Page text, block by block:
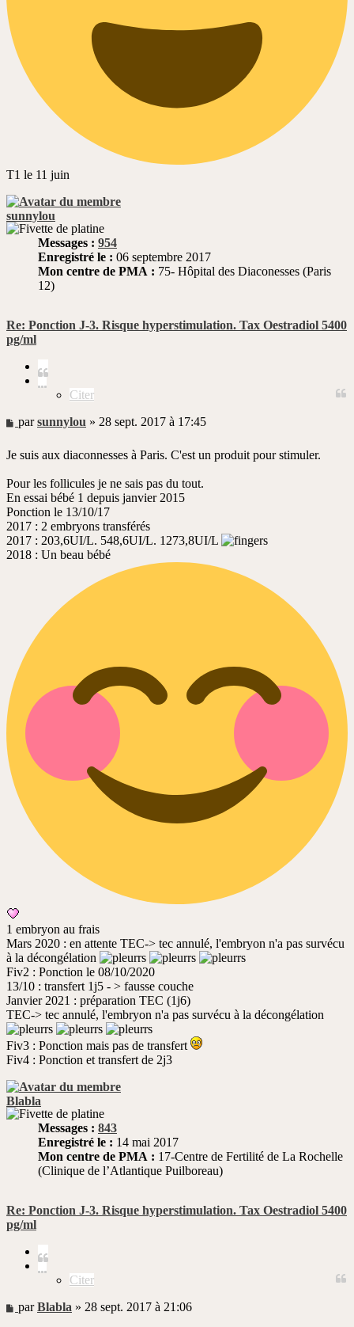
T1 le 11 juin
sunnylou
Messages : 954
Enregistré le : 06 septembre 2017
Mon centre de PMA : 75- Hôpital des Diaconesses (Paris
12)
Re: Ponction J-3. Risque hyperstimulation. Tax Oestradiol 5400
pg/ml
Citer
Message
parsunnylou » 28 sept. 2017 à 17:45
Je suis aux diaconnesses à Paris. C'est un produit pour stimuler.
Pour les follicules je ne sais pas du tout.
En essai bébé 1 depuis janvier 2015
Ponction le 13/10/17
2017 : 2 embryons transférés
2017 : 203,6UI/L. 548,6UI/L. 1273,8UI/L
2018 : Un beau bébé
1 embryon au frais
Mars 2020 : en attente TEC-> tec annulé, l'embryon n'a pas survécu
à la décongélation
Fiv2 : Ponction le 08/10/2020
13/10 : transfert 1j5 - > fausse couche
Janvier 2021 : préparation TEC (1j6)
TEC-> tec annulé, l'embryon n'a pas survécu à la décongélation
Fiv3 : Ponction mais pas de transfert
Fiv4 : Ponction et transfert de 2j3
Blabla
Messages : 843
Enregistré le : 14 mai 2017
Mon centre de PMA : 17-Centre de Fertilité de La Rochelle
(Clinique de l’Atlantique Puilboreau)
Re: Ponction J-3. Risque hyperstimulation. Tax Oestradiol 5400
pg/ml
Citer
Message
parBlabla » 28 sept. 2017 à 21:06